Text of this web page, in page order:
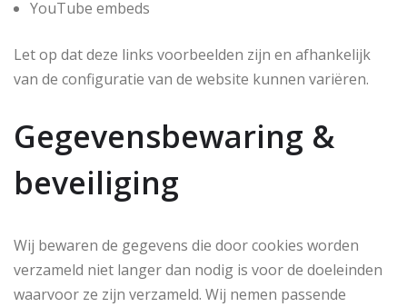
YouTube embeds
Let op dat deze links voorbeelden zijn en afhankelijk
van de configuratie van de website kunnen variëren.
Gegevensbewaring &
beveiliging
Wij bewaren de gegevens die door cookies worden
verzameld niet langer dan nodig is voor de doeleinden
waarvoor ze zijn verzameld. Wij nemen passende